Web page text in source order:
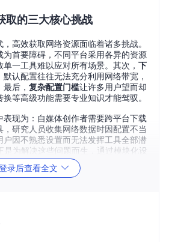
取的三大核心挑战
高效获取网络资源面临着诸多挑战。
为首要障碍，不同平台采用各异的资源
一工具难以应对所有场景。其次， 下
默认配置往往无法充分利用网络带宽，
后， 复杂配置门槛让许多用户望而却
等高级功能需要专业知识才能驾驭。
现为：自媒体创作者需要跨平台下载
研究人员收集网络数据时因配置不当
户因不熟悉设置而无法发挥工具全部潜
为解决这些问题而生，通过模块化设
的资源获取过程变得简单高效。
过程远比想象中简单，无论你使用Win
录后查看全文